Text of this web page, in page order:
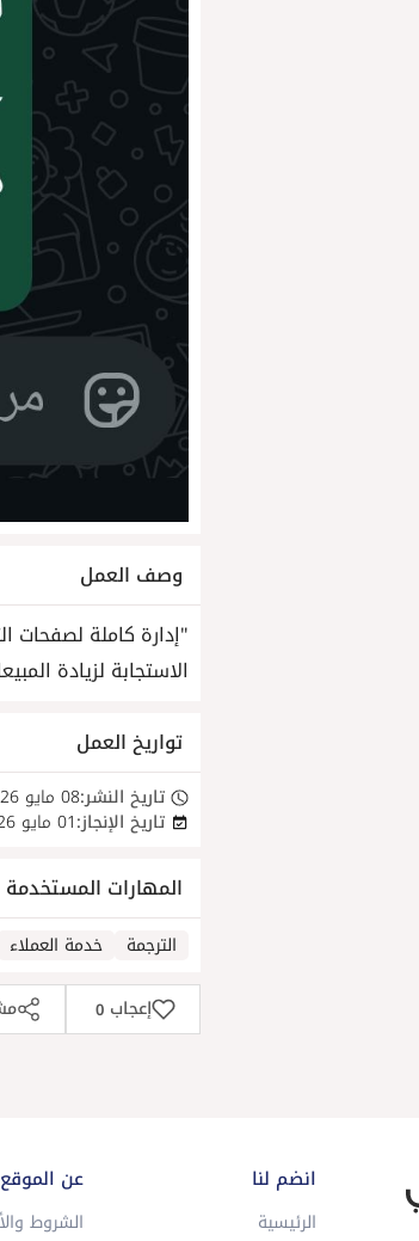
وصف العمل
"إدارة كاملة لصفحات
الاستجابة لزيادة
تواريخ العمل
تاريخ النشر:08 مايو 2026
تاريخ الإنجاز:01 مايو 2026
المهارات
الترجمة
خدمة العملاء
إعجاب 0
انضم لنا
الرئيسية
عن الموقع
الشروط